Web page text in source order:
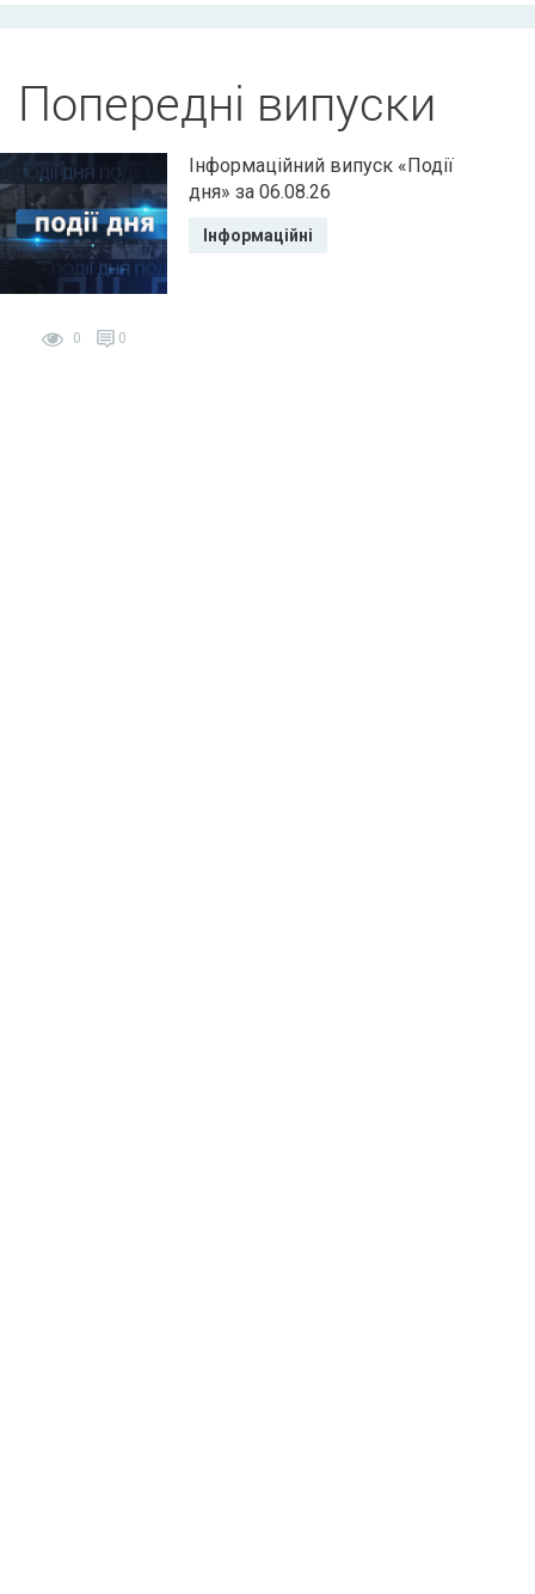
Попередні випуски
0 0
Інформаційний випуск «Події
дня» за 06.08.26
Інформаційні